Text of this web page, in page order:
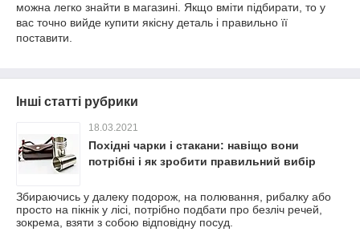
можна легко знайти в магазині. Якщо вміти підбирати, то у
вас точно вийде купити якісну деталь і правильно її
поставити.
Інші статті рубрики
18.03.2021
Похідні чарки і стакани: навіщо вони
потрібні і як зробити правильний вибір
Збираючись у далеку подорож, на полювання, рибалку або
просто на пікнік у лісі, потрібно подбати про безліч речей,
зокрема, взяти з собою відповідну посуд.